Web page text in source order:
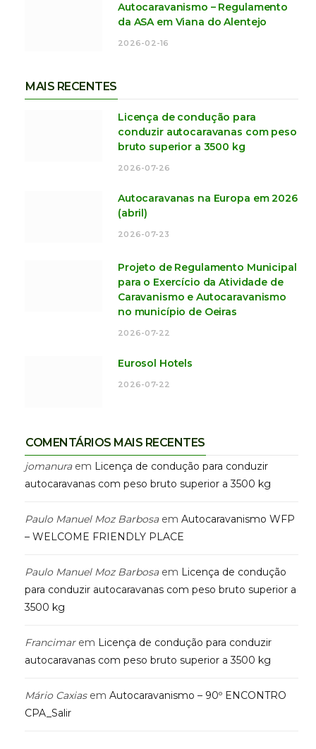
Autocaravanismo – Regulamento
da ASA em Viana do Alentejo
2026-02-16
MAIS RECENTES
Licença de condução para
conduzir autocaravanas com peso
bruto superior a 3500 kg
2026-07-26
Autocaravanas na Europa em 2026
(abril)
2026-07-23
Projeto de Regulamento Municipal
para o Exercício da Atividade de
Caravanismo e Autocaravanismo
no município de Oeiras
2026-07-22
Eurosol Hotels
2026-07-22
COMENTÁRIOS MAIS RECENTES
jomanuraem Licença de condução para conduzir
autocaravanas com peso bruto superior a 3500 kg
Paulo Manuel Moz Barbosaem Autocaravanismo WFP
– WELCOME FRIENDLY PLACE
Paulo Manuel Moz Barbosaem Licença de condução
para conduzir autocaravanas com peso bruto superior a
3500 kg
Francimarem Licença de condução para conduzir
autocaravanas com peso bruto superior a 3500 kg
Mário Caxiasem Autocaravanismo – 90º ENCONTRO
CPA_Salir